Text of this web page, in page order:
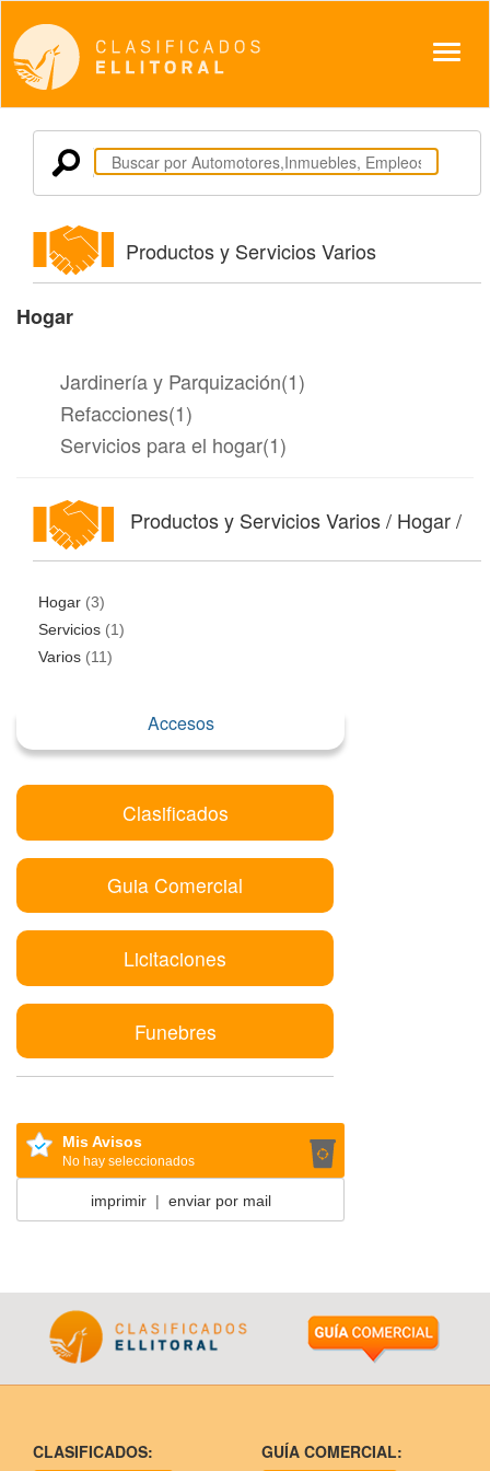
Productos y Servicios Varios
Hogar
Jardinería y Parquización(1)
Refacciones(1)
Servicios para el hogar(1)
Productos y Servicios Varios / Hogar /
Hogar (3)
Servicios (1)
Varios (11)
Accesos
Clasificados
Guia Comercial
Licitaciones
Funebres
Mis Avisos
No hay seleccionados
imprimir| enviar por mail
CLASIFICADOS: GUÍA COMERCIAL: